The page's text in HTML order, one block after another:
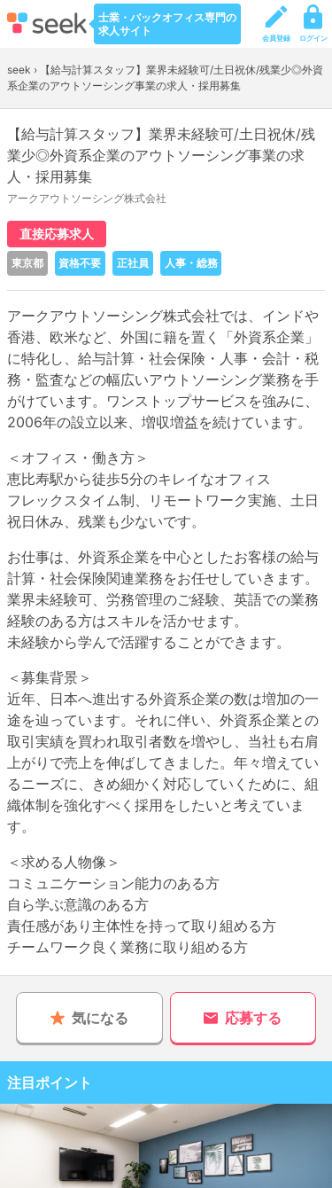
士業・バックオフィス専門の
求人サイト
会員登録 ログイン
seek ›
【給与計算スタッフ】業界未経験可/土日祝休/残業少◎外資
系企業のアウトソーシング事業の求人・採用募集
【給与計算スタッフ】業界未経験可/土日祝休/残
業少◎外資系企業のアウトソーシング事業の求
人・採用募集
アークアウトソーシング株式会社
直接応募求人
東京都 資格不要 正社員 人事・総務
アークアウトソーシング株式会社では、インドや
香港、欧米など、外国に籍を置く「外資系企業」
に特化し、給与計算・社会保険・人事・会計・税
務・監査などの幅広いアウトソーシング業務を手
がけています。ワンストップサービスを強みに、
2006年の設立以来、増収増益を続けています。
＜オフィス・働き方＞
恵比寿駅から徒歩5分のキレイなオフィス
フレックスタイム制、リモートワーク実施、土日
祝日休み、残業も少ないです。
お仕事は、外資系企業を中心としたお客様の給与
計算・社会保険関連業務をお任せしていきます。
業界未経験可、労務管理のご経験、英語での業務
経験のある方はスキルを活かせます。
未経験から学んで活躍することができます。
＜募集背景＞
近年、日本へ進出する外資系企業の数は増加の一
途を辿っています。それに伴い、外資系企業との
取引実績を買われ取引者数を増やし、当社も右肩
上がりで売上を伸ばしてきました。年々増えてい
るニーズに、きめ細かく対応していくために、組
織体制を強化すべく採用をしたいと考えていま
す。
＜求める人物像＞
コミュニケーション能力のある方
自ら学ぶ意識のある方
責任感があり主体性を持って取り組める方
チームワーク良く業務に取り組める方
気になる 応募する
注目ポイント